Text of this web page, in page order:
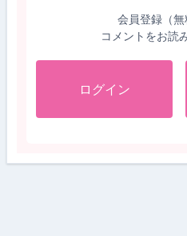
会員登録（無
コメントをお読
ログイン